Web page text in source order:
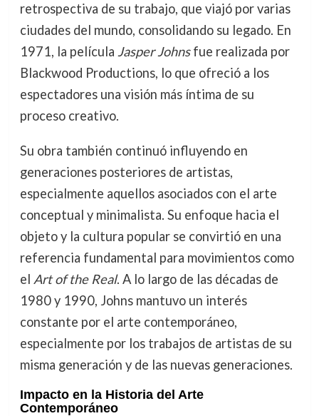
retrospectiva de su trabajo, que viajó por varias
ciudades del mundo, consolidando su legado. En
1971, la película Jasper Johnsfue realizada por
Blackwood Productions, lo que ofreció a los
espectadores una visión más íntima de su
proceso creativo.
Su obra también continuó influyendo en
generaciones posteriores de artistas,
especialmente aquellos asociados con el arte
conceptual y minimalista. Su enfoque hacia el
objeto y la cultura popular se convirtió en una
referencia fundamental para movimientos como
el Art of the Real. A lo largo de las décadas de
1980 y 1990, Johns mantuvo un interés
constante por el arte contemporáneo,
especialmente por los trabajos de artistas de su
misma generación y de las nuevas generaciones.
Impacto en la Historia del Arte
Contemporáneo